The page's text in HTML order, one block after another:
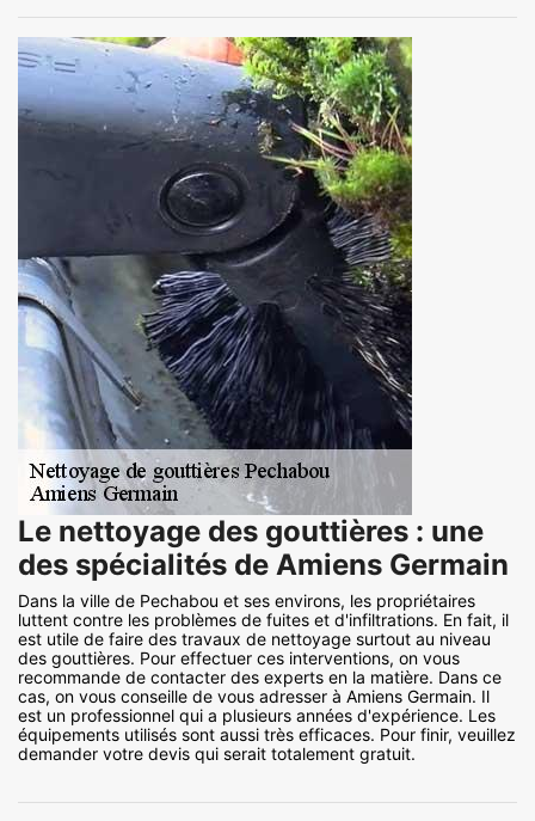
Le nettoyage des gouttières : une
des spécialités de Amiens Germain
Dans la ville de Pechabou et ses environs, les propriétaires
luttent contre les problèmes de fuites et d'infiltrations. En fait, il
est utile de faire des travaux de nettoyage surtout au niveau
des gouttières. Pour effectuer ces interventions, on vous
recommande de contacter des experts en la matière. Dans ce
cas, on vous conseille de vous adresser à Amiens Germain. Il
est un professionnel qui a plusieurs années d'expérience. Les
équipements utilisés sont aussi très efficaces. Pour finir, veuillez
demander votre devis qui serait totalement gratuit.